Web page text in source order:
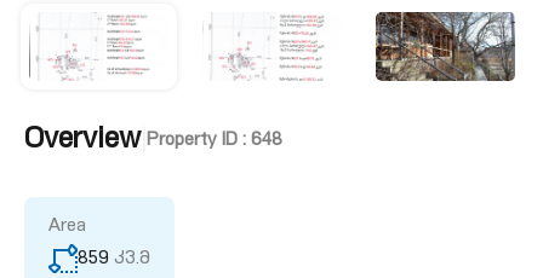
Overview| Property ID : 648
Area
859 კვ.მ